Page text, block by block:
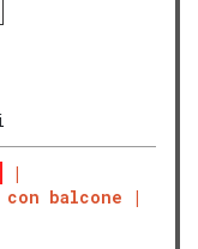
con balcone